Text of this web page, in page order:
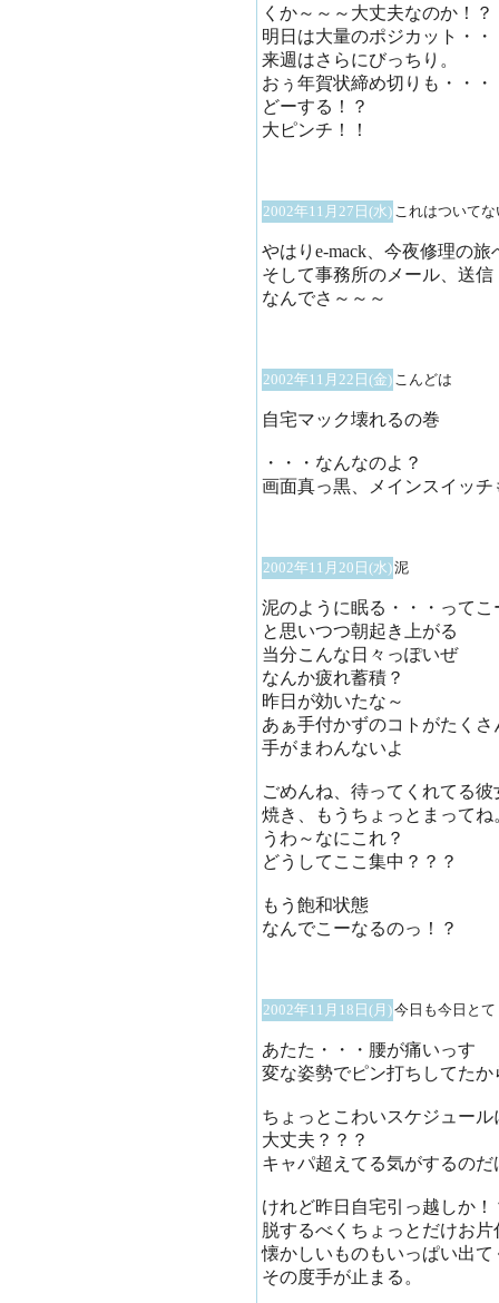
くか～～～大丈夫なのか！？
明日は大量のポジカット・・
来週はさらにびっちり。
おぅ年賀状締め切りも・・・
どーする！？
大ピンチ！！
2002年11月27日(水) これはついて
やはりe-mack、今夜修理の
そして事務所のメール、送
なんでさ～～～
2002年11月22日(金) こんどは
自宅マック壊れるの巻
・・・なんなのよ？
画面真っ黒、メインスイッ
2002年11月20日(水)泥
泥のように眠る・・・ってこ
と思いつつ朝起き上がる
当分こんな日々っぽいぜ
なんか疲れ蓄積？
昨日が効いたな～
あぁ手付かずのコトがたくさ
手がまわんないよ
ごめんね、待ってくれてる彼
焼き、もうちょっとまってね
うわ～なにこれ？
どうしてここ集中？？？
もう飽和状態
なんでこーなるのっ！？
2002年11月18日(月)今日も今日とて
あたた・・・腰が痛いっす
変な姿勢でピン打ちしてたか
ちょっとこわいスケジュー
大丈夫？？？
キャパ超えてる気がするの
けれど昨日自宅引っ越しか！
脱するべくちょっとだけお片
懐かしいものもいっぱい出て
その度手が止まる。